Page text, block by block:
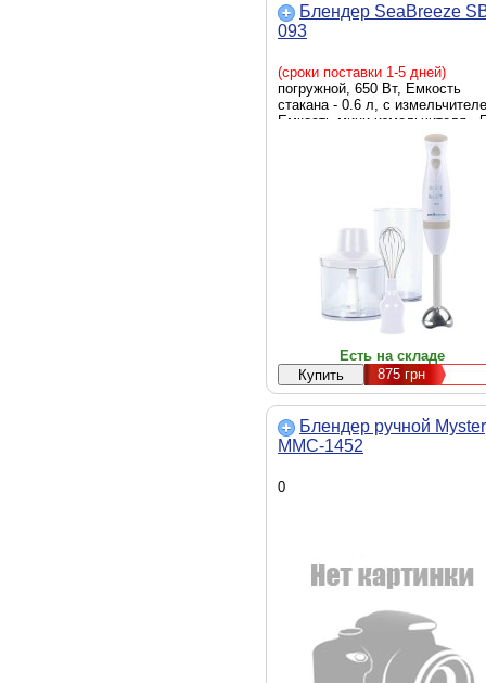
Блендер SeaBreeze
093
(сроки поставки 1-5 дней)
погружной, 650 Вт, Емкость
стакана - 0.6 л, с
Емкость мини-измельчителя -
мл, количество скоростей - 1,
Есть на складе
875грн
Блендер ручной
MMC-1452
0